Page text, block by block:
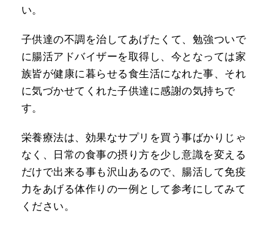
い。
子供達の不調を治してあげたくて、勉強ついで
に腸活アドバイザーを取得し、今となっては家
族皆が健康に暮らせる食生活になれた事、それ
に気づかせてくれた子供達に感謝の気持ちで
す。
栄養療法は、効果なサプリを買う事ばかりじゃ
なく、日常の食事の摂り方を少し意識を変える
だけで出来る事も沢山あるので、腸活して免疫
力をあげる体作りの一例として参考にしてみて
ください。